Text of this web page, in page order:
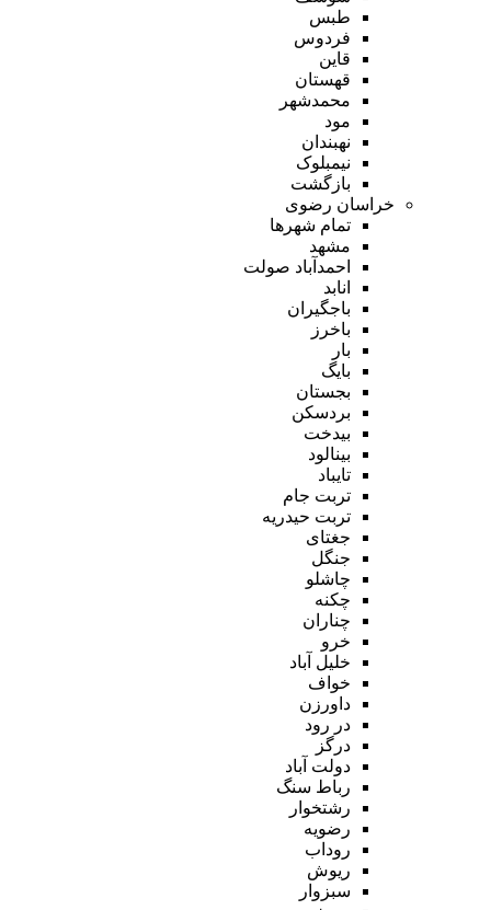
طبس
فردوس
قاین
قهستان
محمدشهر
مود
نهبندان
نیمبلوک
بازگشت
خراسان رضوی
تمام شهر‌ها
مشهد
احمدآباد صولت
انابد
باجگیران
باخرز
بار
بایگ
بجستان
بردسکن
بیدخت
بینالود
تایباد
تربت جام
تربت حیدریه
جغتای
جنگل
چاشلو
چکنه
چناران
خرو
خلیل آباد
خواف
داورزن
در رود
درگز
دولت آباد
رباط سنگ
رشتخوار
رضویه
روداب
ریوش
سبزوار